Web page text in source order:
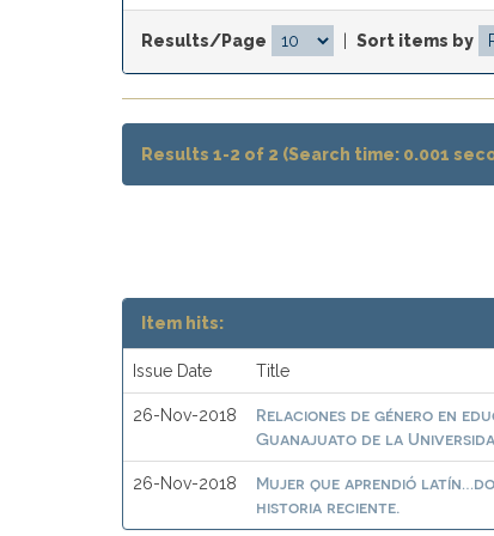
Results/Page Sort items by
Results 1-2 of 2 (Search time: 0.001
Item hits:
Issue Date Title
26-Nov-2018
Relaciones de género en
Guanajuato de la
26-Nov-2018
Mujer que aprendió
historia reciente.